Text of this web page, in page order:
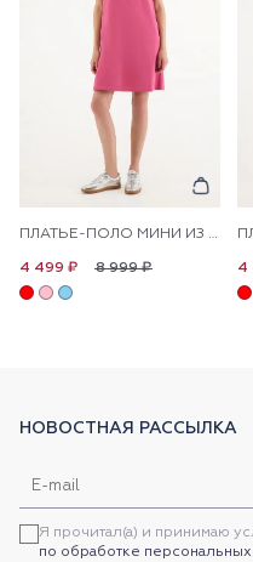
ПЛАТЬЕ-ПОЛО МИНИ ИЗ ХЛОПКА ПРЯМОЕ
8 999 ₽
4 499 ₽ 4
НОВОСТНАЯ РАССЫЛКА
Я прочитал(а) и принимаю
по обработке персональных